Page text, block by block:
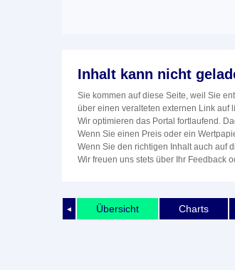
Inhalt kann nicht
Sie kommen auf diese Seite, weil Sie
über einen veralteten externen Link auf
Wir optimieren das Portal fortlaufend.
Wenn Sie einen Preis oder ein
Wenn Sie den richtigen Inhalt auch auf
Wir freuen uns stets über Ihr Feedback
◄ Übersicht Charts